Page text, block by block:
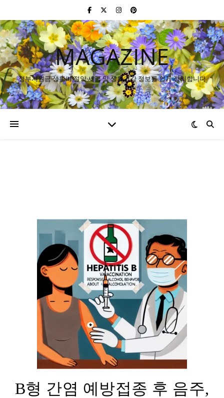
MAGAZINE
정부지원금·생활비 절약·세금 및 생활건강 정보를 쉽게 정리합니다
B형 간염 예방접종 후 음주,